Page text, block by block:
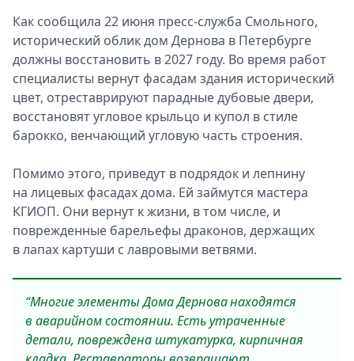
Как сообщила 22 июня пресс-служба Смольного,
исторический облик дом Дернова в Петербурге
должны восстановить в 2027 году. Во время работ
специалисты вернут фасадам здания исторический
цвет, отреставрируют парадные дубовые двери,
восстановят угловое крыльцо и купол в стиле
барокко, венчающий угловую часть строения.
Помимо этого, приведут в подрядок и лепнину
на лицевых фасадах дома. Ей займутся мастера
КГИОП. Они вернут к жизни, в том числе, и
поврежденные барельефы драконов, держащих
в лапах картуши с лавровыми ветвями.
“Многие элементы Дома Дернова находятся
в аварийном состоянии. Есть утраченные
детали, повреждена штукатурка, кирпичная